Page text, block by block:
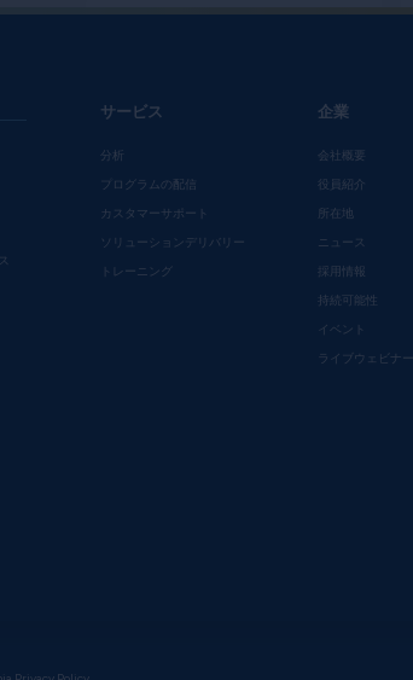
サービス
分析
プログラムの配信
カスタマーサポート
ソリューションデリバリー
トレーニング
企業
会社概要
役員紹介
所在地
ニュース
採用情報
持続可能性
イベント
ライブウェビナ